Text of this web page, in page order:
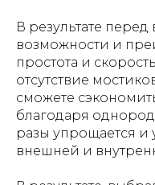
В результате
возможности и
простота и
отсутствие
сможете
благодаря
разы упрощается и
внешней и